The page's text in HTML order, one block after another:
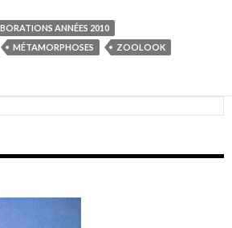
ANNÉES 2010
MÉTAMORPHOSES ZOOLOOK